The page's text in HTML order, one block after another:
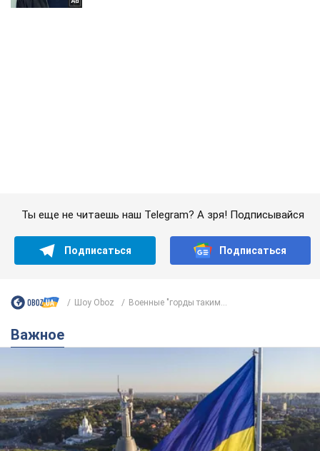
Какой была оригинальная версия гимна
Украины и почему ее боялась Российская
империя: об этом не рассказывают в школе
Государственным символом являются только первый куплет
и припев песни
5 годин тому 20,8 т.